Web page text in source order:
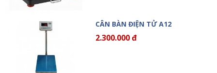
CÂN BÀN ĐIỆN TỬ A12
2.300.000 đ